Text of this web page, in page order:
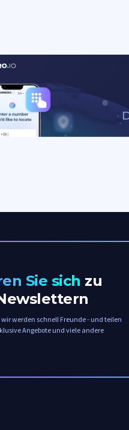
Sie sich zu
werden schnell Freunde - und teilen
Angebote und viele andere